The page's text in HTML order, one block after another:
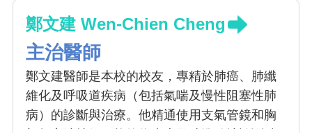
鄭文建 Wen-Chien Cheng
主治醫師
鄭文建醫師是本校的校友，專精於肺癌、肺纖
維化及呼吸道疾病（包括氣喘及慢性阻塞性肺
病）的診斷與治療。他精通使用支氣管鏡和胸